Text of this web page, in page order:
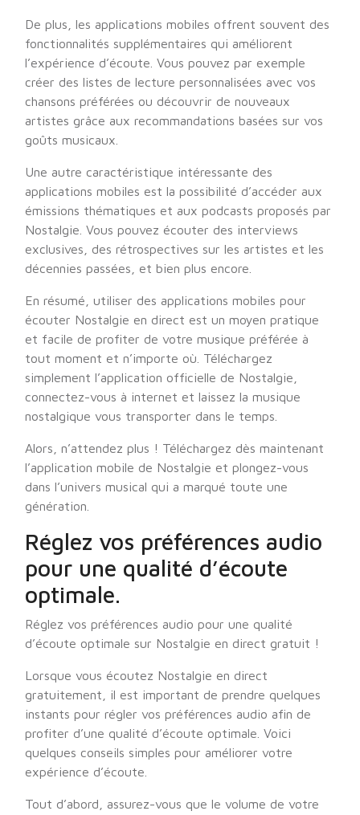
De plus, les applications mobiles offrent souvent des
fonctionnalités supplémentaires qui améliorent
l’expérience d’écoute. Vous pouvez par exemple
créer des listes de lecture personnalisées avec vos
chansons préférées ou découvrir de nouveaux
artistes grâce aux recommandations basées sur vos
goûts musicaux.
Une autre caractéristique intéressante des
applications mobiles est la possibilité d’accéder aux
émissions thématiques et aux podcasts proposés par
Nostalgie. Vous pouvez écouter des interviews
exclusives, des rétrospectives sur les artistes et les
décennies passées, et bien plus encore.
En résumé, utiliser des applications mobiles pour
écouter Nostalgie en direct est un moyen pratique
et facile de profiter de votre musique préférée à
tout moment et n’importe où. Téléchargez
simplement l’application officielle de Nostalgie,
connectez-vous à internet et laissez la musique
nostalgique vous transporter dans le temps.
Alors, n’attendez plus ! Téléchargez dès maintenant
l’application mobile de Nostalgie et plongez-vous
dans l’univers musical qui a marqué toute une
génération.
Réglez vos préférences audio
pour une qualité d’écoute
optimale.
Réglez vos préférences audio pour une qualité
d’écoute optimale sur Nostalgie en direct gratuit !
Lorsque vous écoutez Nostalgie en direct
gratuitement, il est important de prendre quelques
instants pour régler vos préférences audio afin de
profiter d’une qualité d’écoute optimale. Voici
quelques conseils simples pour améliorer votre
expérience d’écoute.
Tout d’abord, assurez-vous que le volume de votre